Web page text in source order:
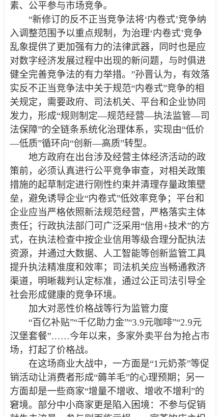
素、公平参与市场竞争。
“新修订的反不正当竞争法将‘内卷式’竞争纳
入调整范围予以重点规制，为治理‘内卷式’竞争
乱象提供了更加强有力的法律武器，同时也是应
对数字经济发展过程中出现的新问题，与时俱进
健全完善竞争法的有力举措。”孙晋认为，有效落
实反不正当竞争法中关于规范“内卷式”竞争的相
关规定，需要政府、司法机关、平台和企业协同
发力，形成“规则制定—规范经营—执法监管—司
法保障”的全链条系统化治理体系，实现由“低价
—低质”循环向“创新—高质”转型。
地方政府在出台涉及经营主体经济活动的政
策前，必须认真进行公平竞争审查，对相关政策
措施的起草制定进行刚性约束并清理存量政策壁
垒，避免诱导企业“内卷式”低效率竞争；平台和
企业应当严格依照新法规范经营，严格落实主体
责任；行政执法部门可广泛采用“信用+技术”的方
式，在执法检查中按企业信用等级合理分配执法
资源，并通过大数据、人工智能等创新监管工具
提升执法精准度和效率；司法机关应当畅通救济
渠道，明晰裁判认定标准，通过公正司法引导全
社会形成健康的竞争环境。
加大对恶性价格战等行为监管力度
“百亿补贴”“千亿助力金”“3.9元咖啡”“2.9元
汉堡套餐”……今年以来，多家外卖平台为抢占市
场，打起了价格战。
在这场商业大战中，一方面是“1元奶茶”等促
销活动让消费者形成“薅羊毛”的心理预期；另一
方面却是一些商家“增量不增收、增收不增利”的
窘境。部分中小商家更是陷入困境：不参与促销